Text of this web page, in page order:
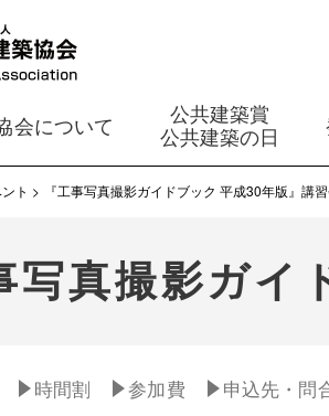
会について
公共建築賞
公共建築の日
ト 『工事写真撮影ガイドブック 平成30年版』講
写真撮影ガ
時間割 参加費
申込先・問